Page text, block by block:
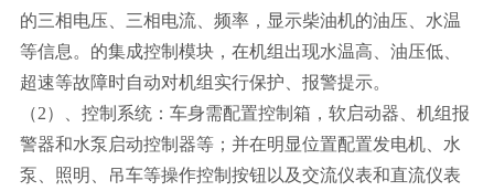
的三相电压、三相电流、频率，显示柴油机的油压、水温
等信息。的集成控制模块，在机组出现水温高、油压低、
超速等故障时自动对机组实行保护、报警提示。
（2）、控制系统：车身需配置控制箱，软启动器、机组报
警器和水泵启动控制器等；并在明显位置配置发电机、水
泵、照明、吊车等操作控制按钮以及交流仪表和直流仪表